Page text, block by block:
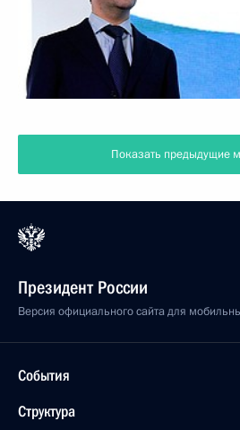
Показать предыдущие
Президент России
Версия официального сайта для
События
Структура